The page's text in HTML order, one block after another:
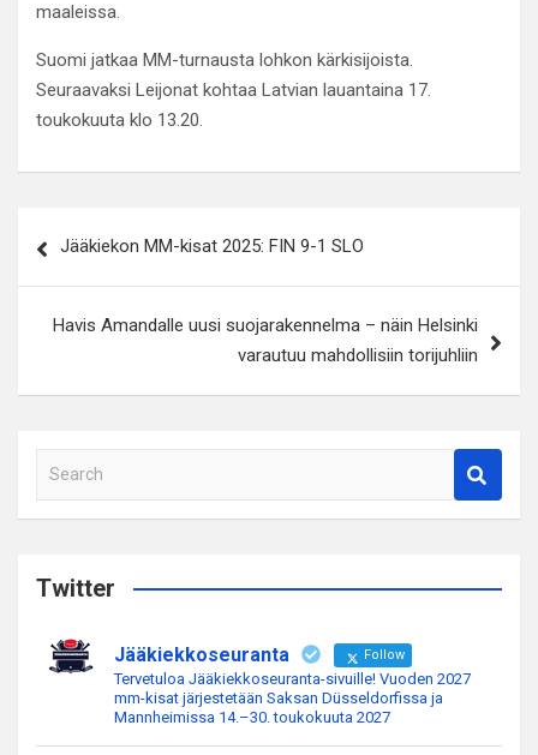
maaleissa.
Suomi jatkaa MM-turnausta lohkon kärkisijoista.
Seuraavaksi Leijonat kohtaa Latvian lauantaina 17.
toukokuuta klo 13.20.
selaus
Jääkiekon MM-kisat 2025: FIN 9-1 SLO
Havis Amandalle uusi suojarakennelma – näin Helsinki
varautuu mahdollisiin torijuhliin
a
c
Twitter
Jääkiekkoseuranta Follow
Tervetuloa Jääkiekkoseuranta-sivuille! Vuoden 2027
mm-kisat järjestetään Saksan Düsseldorfissa ja
Mannheimissa 14.–30. toukokuuta 2027